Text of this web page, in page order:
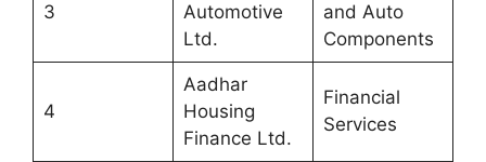
3
Automotive
Ltd.
and Auto
Components
4
Aadhar
Housing
Finance Ltd.
Financial
Services